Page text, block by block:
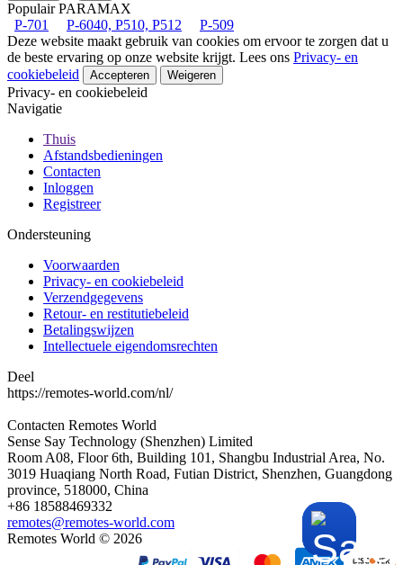
Populair PARAMAX
P-701
P-6040, P510, P512
P-509
Deze website maakt gebruik van cookies om ervoor te zorgen dat u
de beste ervaring op onze website krijgt. Lees ons Privacy- en
cookiebeleid
Accepteren Weigeren
Privacy- en cookiebeleid
Navigatie
Thuis
Afstandsbedieningen
Contacten
Inloggen
Registreer
Ondersteuning
Voorwaarden
Privacy- en cookiebeleid
Verzendgegevens
Retour- en restitutiebeleid
Betalingswijzen
Intellectuele eigendomsrechten
Deel
https://remotes-world.com/nl/
Contacten Remotes World
Sense Say Technology (Shenzhen) Limited
Room A08, Floor 6th, Building 101, Shangbu Industrial Area, No.
3019 Huaqiang North Road, Futian District, Shenzhen, Guangdong
province, 518000, China
+86 18588469332
remotes@remotes-world.com
Remotes World © 2026